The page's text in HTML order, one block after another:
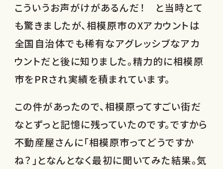
こういうお声がけがあるんだ！ と当時とて
も驚きましたが、相模原市のXアカウントは
全国自治体でも稀有なアグレッシブなアカ
ウントだと後に知りました。精力的に相模原
市をPRされ実績を積まれています。
この件があったので、相模原ってすごい街だ
なとずっと記憶に残っていたのです。ですから
不動産屋さんに「相模原市ってどうですか
ね？」となんとなく最初に聞いてみた結果。気